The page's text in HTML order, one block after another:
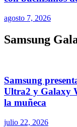
agosto 7, 2026
Samsung
Samsung
Ultra2 y Galaxy
la muñeca
julio 22, 2026